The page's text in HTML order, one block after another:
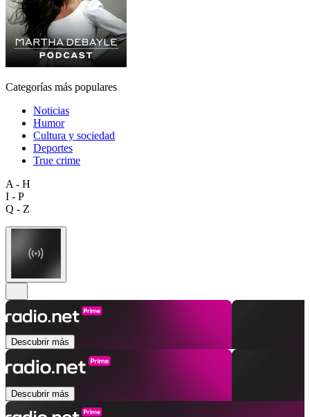
Categorías más populares
Noticias
Humor
Cultura y sociedad
Deportes
True crime
A - H
I - P
Q - Z
Descubrir más
Descubrir más